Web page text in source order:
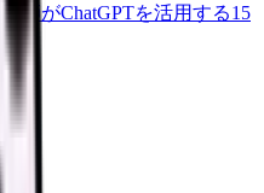
護師がChatGPTを活用する15